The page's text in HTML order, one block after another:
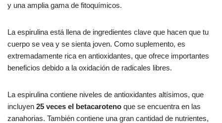
y una amplia gama de fitoquímicos.
La espirulina está llena de ingredientes clave que hacen que tu
cuerpo se vea y se sienta joven. Como suplemento, es
extremadamente rica en antioxidantes, que ofrece importantes
beneficios debido a la oxidación de radicales libres.
La espirulina contiene niveles de antioxidantes altísimos, que
incluyen 25 veces el betacaroteno que se encuentra en las
zanahorias. También contiene una gran cantidad de nutrientes,